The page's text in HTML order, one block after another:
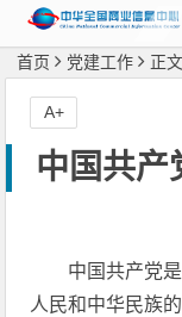
首页 党建工作 正文
中国共产
中国共产党
人民和中华民族
A+